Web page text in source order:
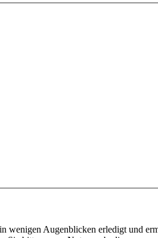
wenigen Augenblicken erledigt und